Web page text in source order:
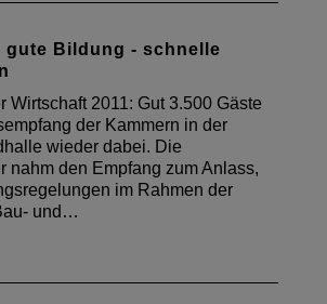
gute Bildung - schnelle
Wirtschaft 2011: Gut 3.500 Gäste
der Kammern in der
wieder dabei. Die
nahm den Empfang zum Anlass,
im Rahmen der
und…